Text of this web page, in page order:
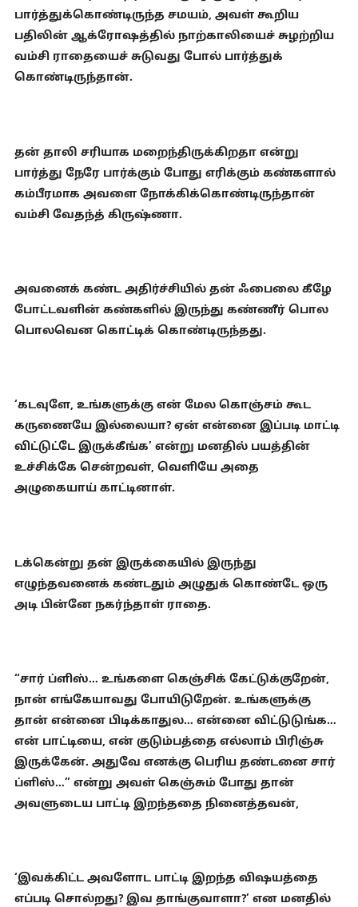
பார்த்துக்கொண்டிருந்த சமயம், அவள் கூறிய
பதிலின் ஆக்ரோஷத்தில் நாற்காலியைச் சுழற்றிய
வம்சி ராதையைச் சுடுவது போல் பார்த்துக்
கொண்டிருந்தான்.
தன் தாலி சரியாக மறைந்திருக்கிறதா என்று
பார்த்து நேரே பார்க்கும் போது எரிக்கும் கண்களால்
கம்பீரமாக அவளை நோக்கிக்கொண்டிருந்தான்
வம்சி வேதந்த் கிருஷ்ணா.
அவனைக் கண்ட அதிர்ச்சியில் தன் ஃபைலை கீழே
போட்டவளின் கண்களில் இருந்து கண்ணீர் பொல
பொலவென கொட்டிக் கொண்டிருந்தது.
‘கடவுளே, உங்களுக்கு என் மேல கொஞ்சம் கூட
கருணையே இல்லையா? ஏன் என்னை இப்படி மாட்டி
விட்டுட்டே இருக்கீங்க’ என்று மனதில் பயத்தின்
உச்சிக்கே சென்றவள், வெளியே அதை
அழுகையாய் காட்டினாள்.
டக்கென்று தன் இருக்கையில் இருந்து
எழுந்தவனைக் கண்டதும் அழுதுக் கொண்டே ஒரு
அடி பின்னே நகர்ந்தாள் ராதை.
“சார் ப்ளிஸ்… உங்களை கெஞ்சிக் கேட்டுக்குறேன்,
நான் எங்கேயாவது போயிடுறேன். உங்களுக்கு
தான் என்னை பிடிக்காதுல… என்னை விட்டுடுங்க…
என் பாட்டியை, என் குடும்பத்தை எல்லாம் பிரிஞ்சு
இருக்கேன். அதுவே எனக்கு பெரிய தண்டனை சார்
ப்ளிஸ்…” என்று அவள் கெஞ்சும் போது தான்
அவளுடைய பாட்டி இறந்ததை நினைத்தவன்,
‘இவக்கிட்ட அவளோட பாட்டி இறந்த விஷயத்தை
எப்படி சொல்றது? இவ தாங்குவாளா?’ என மனதில்